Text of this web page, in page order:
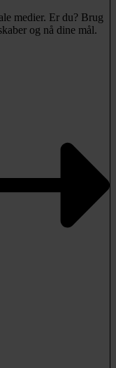
medier. Er du? Brug
og nå dine mål.